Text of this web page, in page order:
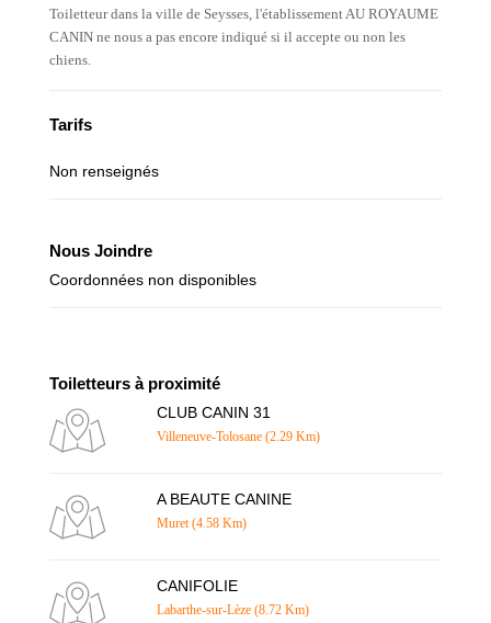
Toiletteur dans la ville de Seysses, l'établissement AU ROYAUME
CANIN ne nous a pas encore indiqué si il accepte ou non les
chiens.
Tarifs
Non renseignés
Nous Joindre
Coordonnées non disponibles
Toiletteurs à proximité
CLUB CANIN 31
Villeneuve-Tolosane (2.29 Km)
A BEAUTE CANINE
Muret (4.58 Km)
CANIFOLIE
Labarthe-sur-Lèze (8.72 Km)